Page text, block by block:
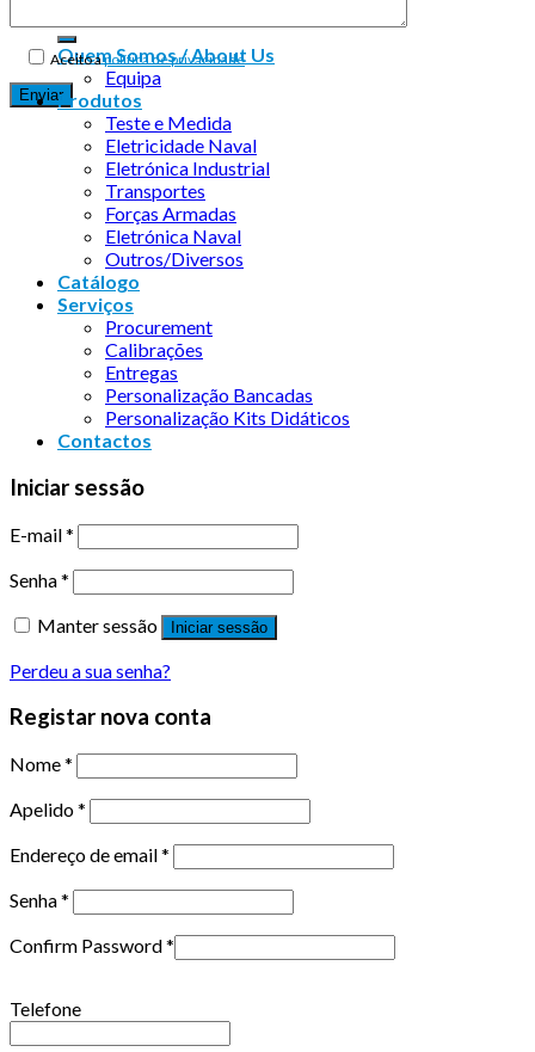
Aceito apolítica de privacidade
Quem Somos / About Us
Equipa
Produtos
Teste e Medida
Eletricidade Naval
Eletrónica Industrial
Transportes
Forças Armadas
Eletrónica Naval
Outros/Diversos
Catálogo
Serviços
Procurement
Calibrações
Entregas
Personalização Bancadas
Personalização Kits Didáticos
Contactos
Iniciar sessão
E-mail*
Senha*
Manter sessão
Iniciar sessão
Perdeu a sua senha?
Registar nova conta
Nome*
Apelido*
Endereço de email*
Senha*
Confirm Password*
Telefone